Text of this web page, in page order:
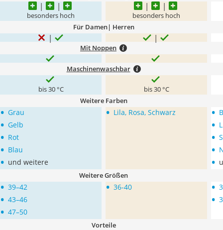
besonders hoch besonders hoch
Für Damen| Herren
Mit Noppen
Maschinenwaschbar
bis 30 °C bis 30 °C
Weitere Farben
• Grau
• Gelb
• Rot
• Blau
• und weitere
• Lila, Rosa, Schwarz •
•
•
•
•
Weitere Größen
• 39–42
• 43–46
• 47–50
• 36-40 •
•
Vorteile